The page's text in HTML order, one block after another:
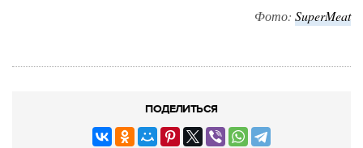
Фото: SuperMeat
ПОДЕЛИТЬСЯ